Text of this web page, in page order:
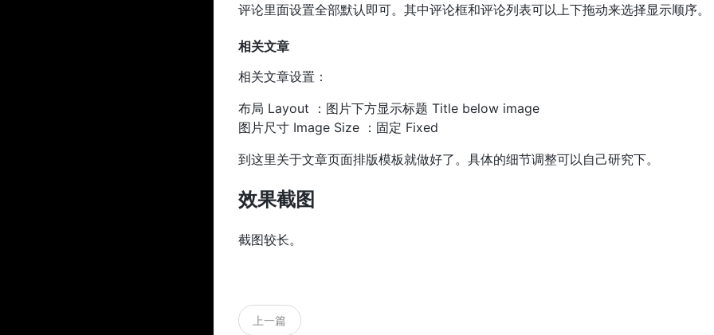
评论里面设置全部默认即可。其中评论框和评论列表可以上下拖动来选择显示顺序。
相关文章
相关文章设置：
布局 Layout ：图片下方显示标题 Title below image
图片尺寸 Image Size ：固定 Fixed
到这里关于文章页面排版模板就做好了。具体的细节调整可以自己研究下。
效果截图
截图较长。
上一篇